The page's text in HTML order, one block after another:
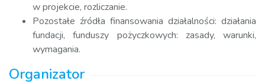
w projekcie, rozliczanie.
Pozostałe źródła finansowania działalności: działania
fundacji, funduszy pożyczkowych: zasady, warunki,
wymagania.
Organizator